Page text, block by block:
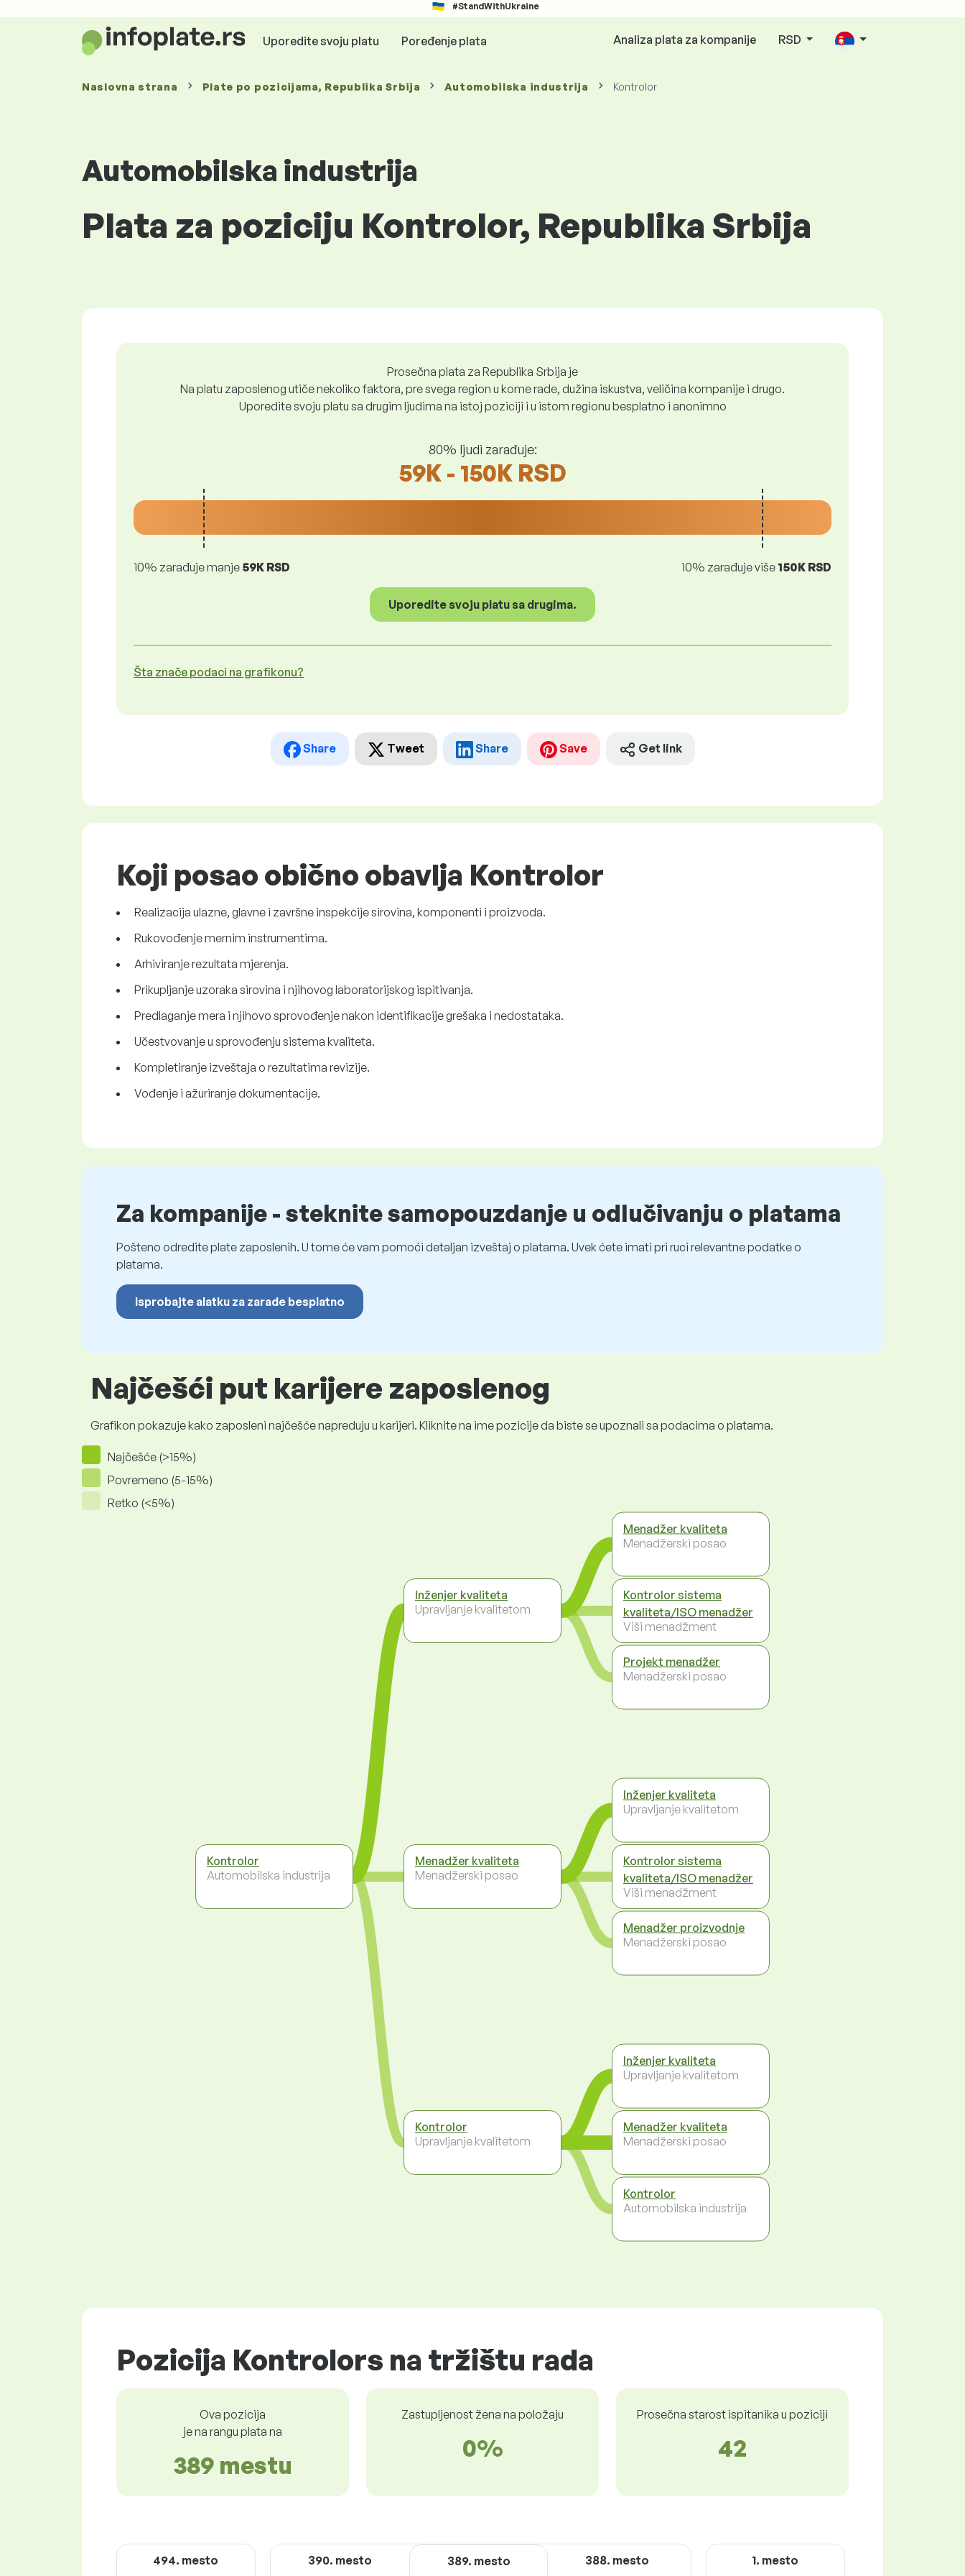
#StandWithUkraine
Uporedite svoju platu Poređenje plata Analiza plata za kompanije RSD
Naslovna strana Plate po pozicijama, Republika Srbija Automobilska industrija Kontrolor
Automobilska industrija
Plata za poziciju Kontrolor, Republika Srbija
Prosečna plata za Republika Srbija je
Na platu zaposlenog utiče nekoliko faktora, pre svega region u kome rade, dužina iskustva, veličina kompanije i drugo.
Uporedite svoju platu sa drugim ljudima na istoj poziciji i u istom regionu besplatno i anonimno
80% ljudi zarađuje:
59K - 150K RSD
10% zarađuje manje 59K RSD 10% zarađuje više 150K RSD
Uporedite svoju platu sa drugima.
Šta znače podaci na grafikonu?
Share Tweet Share Save Get link
Koji posao obično obavlja Kontrolor
Realizacija ulazne, glavne i završne inspekcije sirovina, komponenti i proizvoda.
Rukovođenje mernim instrumentima.
Arhiviranje rezultata mjerenja.
Prikupljanje uzoraka sirovina i njihovog laboratorijskog ispitivanja.
Predlaganje mera i njihovo sprovođenje nakon identifikacije grešaka i nedostataka.
Učestvovanje u sprovođenju sistema kvaliteta.
Kompletiranje izveštaja o rezultatima revizije.
Vođenje i ažuriranje dokumentacije.
Za kompanije - steknite samopouzdanje u odlučivanju o platama
Pošteno odredite plate zaposlenih. U tome će vam pomoći detaljan izveštaj o platama. Uvek ćete imati pri ruci relevantne podatke o
platama.
Isprobajte alatku za zarade besplatno
Najčešći put karijere zaposlenog
Grafikon pokazuje kako zaposleni najčešće napreduju u karijeri. Kliknite na ime pozicije da biste se upoznali sa podacima o platama.
Najčešće (>15%)
Povremeno (5-15%)
Retko (<5%)
Kontrolor
Automobilska industrija
Inženjer kvaliteta
Upravljanje kvalitetom
Menadžer kvaliteta
Menadžerski posao
Kontrolor
Upravljanje kvalitetom
Menadžer kvaliteta
Menadžerski posao
Kontrolor sistema
kvaliteta/ISO menadžer
Viši menadžment
Projekt menadžer
Menadžerski posao
Inženjer kvaliteta
Upravljanje kvalitetom
Kontrolor sistema
kvaliteta/ISO menadžer
Viši menadžment
Menadžer proizvodnje
Menadžerski posao
Inženjer kvaliteta
Upravljanje kvalitetom
Menadžer kvaliteta
Menadžerski posao
Kontrolor
Automobilska industrija
Pozicija Kontrolors na tržištu rada
Ova pozicija
je na rangu plata na
389 mestu
Zastupljenost žena na položaju
0%
Prosečna starost ispitanika u poziciji
42
494. mesto 390. mesto 389. mesto 388. mesto 1. mesto